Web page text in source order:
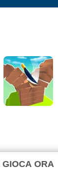
GIOCA ORA